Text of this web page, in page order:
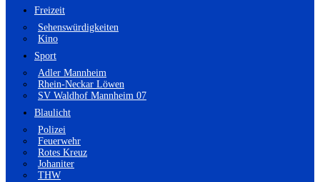
Freizeit
Sehenswürdigkeiten
Kino
Sport
Adler Mannheim
Rhein-Neckar Löwen
SV Waldhof Mannheim 07
Blaulicht
Polizei
Feuerwehr
Rotes Kreuz
Johaniter
THW